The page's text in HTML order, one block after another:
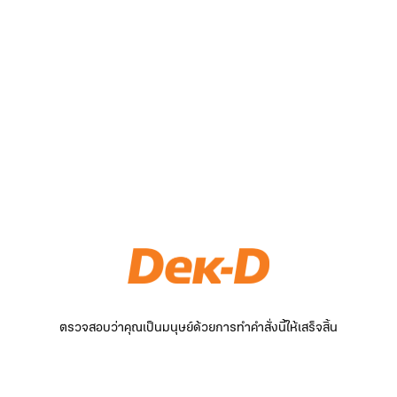
ตรวจสอบว่าคุณเป็นมนุษย์ด้วยการทำคำสั่งนี้ให้เสร็จสิ้น